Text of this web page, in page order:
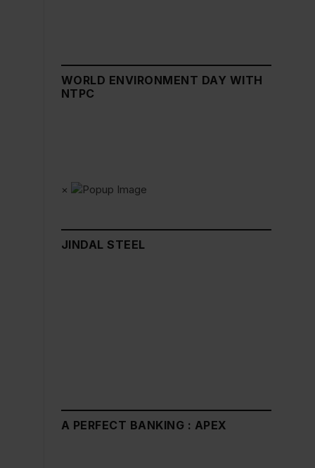
WORLD ENVIRONMENT DAY WITH
NTPC
×
JINDAL STEEL
A PERFECT BANKING : APEX